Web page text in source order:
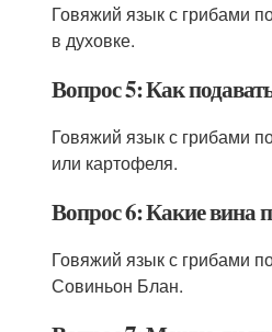
Говяжий язык с грибами
в духовке.
Вопрос 5: Как
Говяжий язык с грибами
или картофеля.
Вопрос 6: Какие вина
Говяжий язык с грибами
Совиньон Блан.